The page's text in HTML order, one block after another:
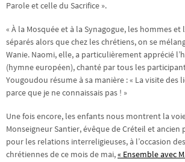
Parole et celle du Sacrifice ».
« À la Mosquée et à la Synagogue, les hommes
séparés alors que chez les chrétiens, on se
Wanie. Naomi, elle, a particulièrement apprécié
(hymne européen), chanté par tous les
Yougoudou résume à sa manière : « La visite des
parce que je ne connaissais pas ! »
Une fois encore, les enfants nous montrent la
Monseigneur Santier, évêque de Créteil et ancien
pour les relations interreligieuses, à l’occasion
chrétiennes de ce mois de mai,« Ensemble avec